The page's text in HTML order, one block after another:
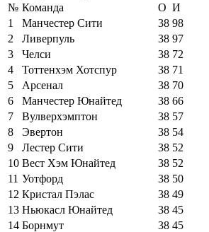
№ Команда О И
1
Манчестер Сити 38 98
2
Ливерпуль 38 97
3
Челси 38 72
4
Тоттенхэм Хотспур 38 71
5
Арсенал 38 70
6
Манчестер Юнайтед 38 66
7
Вулверхэмптон 38 57
8
Эвертон 38 54
9
Лестер Сити 38 52
10 Вест Хэм Юнайтед 38 52
11 Уотфорд 38 50
12 Кристал Пэлас 38 49
13 Ньюкасл Юнайтед 38 45
14 Борнмут 38 45